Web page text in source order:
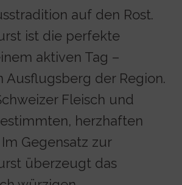
auf den Rost.
ist die perfekte
aktiven Tag –
der Region.
Fleisch und
herzhaften
Gegensatz zur
überzeugt das